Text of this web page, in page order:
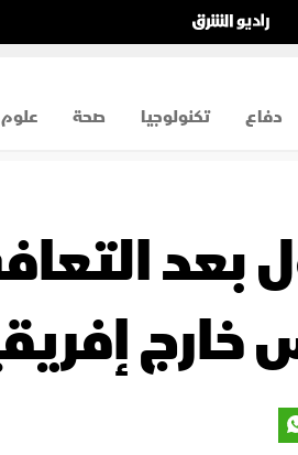
دفاع تكنولوجيا صحة علوم
بعد
خارج